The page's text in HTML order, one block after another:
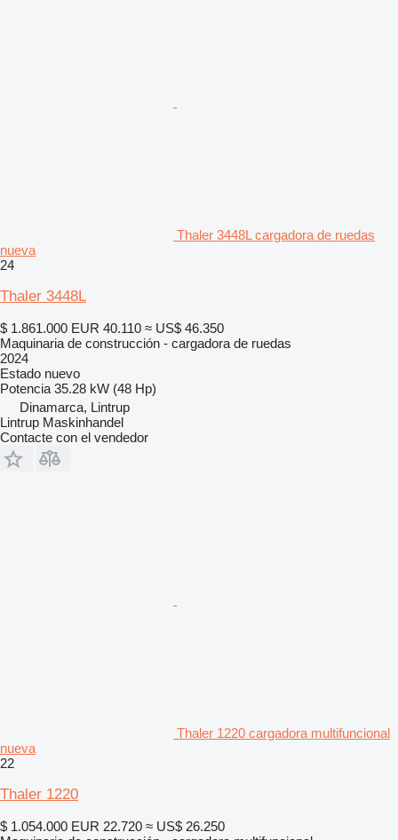
Thaler 3448L cargadora de ruedas
nueva
24
Thaler 3448L
$ 1.861.000 EUR 40.110 ≈ US$ 46.350
Maquinaria de construcción - cargadora de ruedas
2024
Estado nuevo
Potencia 35.28 kW (48 Hp)
Dinamarca, Lintrup
Lintrup Maskinhandel
Contacte con el vendedor
Thaler 1220 cargadora multifuncional
nueva
22
Thaler 1220
$ 1.054.000 EUR 22.720 ≈ US$ 26.250